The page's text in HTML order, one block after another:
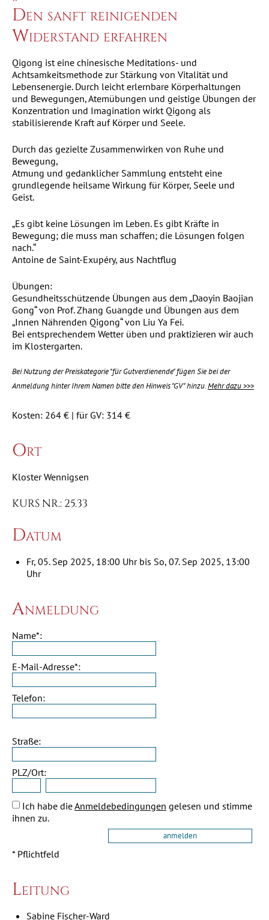
Den sanft reinigenden
Widerstand erfahren
Qigong ist eine chinesische Meditations- und
Achtsamkeitsmethode zur Stärkung von Vitalität und
Lebensenergie. Durch leicht erlernbare Körperhaltungen
und Bewegungen, Atemübungen und geistige Übungen der
Konzentration und Imagination wirkt Qigong als
stabilisierende Kraft auf Körper und Seele.
Durch das gezielte Zusammenwirken von Ruhe und
Bewegung,
Atmung und gedanklicher Sammlung entsteht eine
grundlegende heilsame Wirkung für Körper, Seele und
Geist.
„Es gibt keine Lösungen im Leben. Es gibt Kräfte in
Bewegung; die muss man schaffen; die Lösungen folgen
nach.“
Antoine de Saint-Exupéry, aus Nachtflug
Übungen:
Gesundheitsschützende Übungen aus dem „Daoyin Baojian
Gong“ von Prof. Zhang Guangde und Übungen aus dem
„Innen Nährenden Qigong“ von Liu Ya Fei.
Bei entsprechendem Wetter üben und praktizieren wir auch
im Klostergarten.
Bei Nutzung der Preiskategorie "für Gutverdienende" fügen Sie bei der
Anmeldung hinter Ihrem Namen bitte den Hinweis "GV" hinzu.Mehr dazu >>>
Kosten: 264 € | für GV: 314 €
Ort
Kloster Wennigsen
KURS NR.: 25.33
Datum
Fr, 05. Sep 2025, 18:00 Uhr bis So, 07. Sep 2025, 13:00
Uhr
Anmeldung
Name*:
E-Mail-Adresse*:
Telefon:
Straße:
PLZ/Ort:
Ich habe dieAnmeldebedingungen gelesen und stimme
ihnen zu.
* Pflichtfeld
Leitung
Sabine Fischer-Ward